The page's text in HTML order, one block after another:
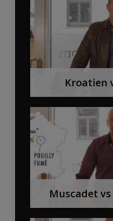
Kroatien
Muscadet